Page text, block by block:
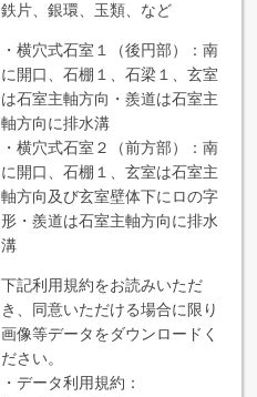
鉄片、銀環、玉類、など
・横穴式石室１（後円部）：南
に開口、石棚１、石梁１、玄室
は石室主軸方向・羨道は石室主
軸方向に排水溝
・横穴式石室２（前方部）：南
に開口、石棚１、玄室は石室主
軸方向及び玄室壁体下にロの字
形・羨道は石室主軸方向に排水
溝
下記利用規約をお読みいただ
き、同意いただける場合に限り
画像等データをダウンロードく
ださい。
・データ利用規約：